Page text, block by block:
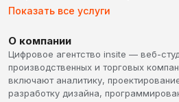
Показать все услуги
О компании
Цифровое агентство insite — веб-
производственных и торговых
включают аналитику,
разработку дизайна,